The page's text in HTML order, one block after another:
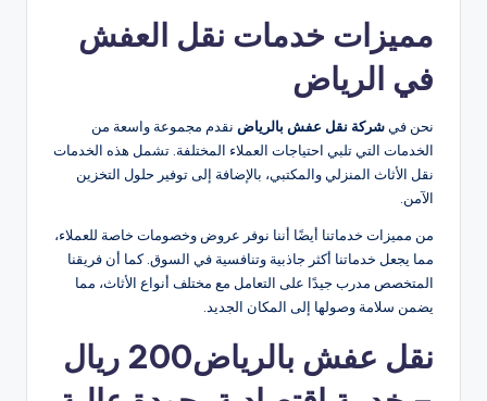
مميزات خدمات نقل العفش
في الرياض
نحن في شركة نقل عفش بالرياض نقدم مجموعة واسعة من
الخدمات التي تلبي احتياجات العملاء المختلفة. تشمل هذه الخدمات
نقل الأثاث المنزلي والمكتبي، بالإضافة إلى توفير حلول التخزين
الآمن.
من مميزات خدماتنا أيضًا أننا نوفر عروض وخصومات خاصة للعملاء،
مما يجعل خدماتنا أكثر جاذبية وتنافسية في السوق. كما أن فريقنا
المتخصص مدرب جيدًا على التعامل مع مختلف أنواع الأثاث، مما
يضمن سلامة وصولها إلى المكان الجديد.
نقل عفش بالرياض200 ريال